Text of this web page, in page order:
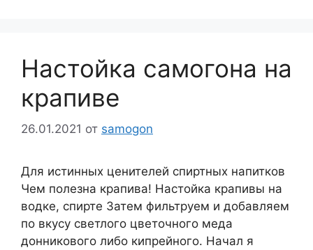
Настойка самогона на
крапиве
26.01.2021 от samogon
Для истинных ценителей спиртных напитков
Чем полезна крапива! Настойка крапивы на
водке, спирте Затем фильтруем и добавляем
по вкусу светлого цветочного меда
донникового либо кипрейного. Начал я